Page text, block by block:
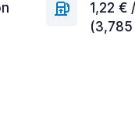
1,22 €
(3,785